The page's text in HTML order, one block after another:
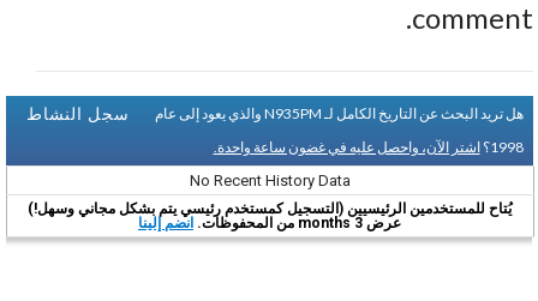
comment.
سجل النشاط
هل تريد البحث عن التاريخ الكامل لـ N935PM والذي يعود إلى عام
1998؟ اشتر الآن، واحصل عليه في غضون ساعة واحدة.
No Recent History Data
يُتاح للمستخدمين الرئيسيين (التسجيل كمستخدم رئيسي يتم بشكل مجاني وسهل!)
عرض 3 months من المحفوظات.
انضم إلينا